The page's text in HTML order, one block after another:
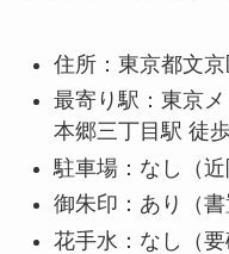
住所：東京都文
最寄り駅：東京
本郷三丁目駅 徒
駐車場：なし（近
御朱印：あり（書
花手水：なし（要